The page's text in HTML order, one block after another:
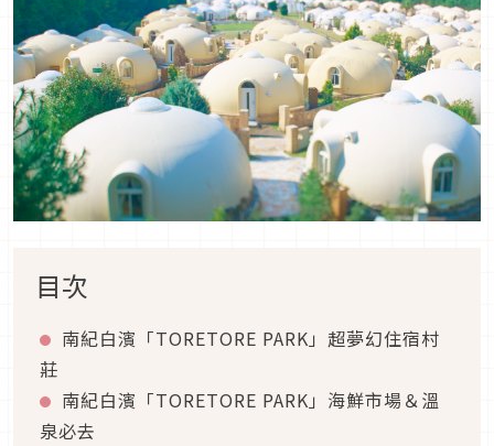
目次
南紀白濱「TORETORE PARK」超夢幻住宿村
莊
南紀白濱「TORETORE PARK」海鮮市場＆溫
泉必去